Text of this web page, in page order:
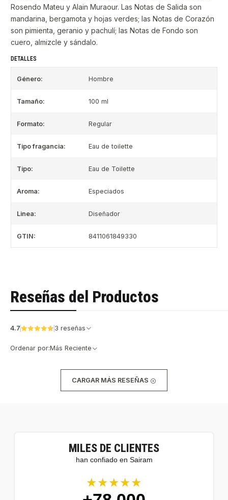
Rosendo Mateu y Alain Muraour. Las Notas de Salida son
mandarina, bergamota y hojas verdes; las Notas de Corazón
son pimienta, geranio y pachulí; las Notas de Fondo son
cuero, almizcle y sándalo.
DETALLES
Género: Hombre
Tamaño: 100 ml
Formato: Regular
Tipo fragancia: Eau de toilette
Tipo: Eau de Toilette
Aroma: Especiados
Linea: Diseñador
GTIN: 8411061849330
Reseñas del Productos
4.7 3 reseñas
Ordenar por:Más Reciente
CARGAR MÁS RESEÑAS
MILES DE CLIENTES
han confiado en Sairam
★★★★★